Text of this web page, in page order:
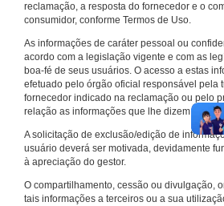
reclamação, a resposta do fornecedor e o
consumidor, conforme Termos de Uso.
As informações de caráter pessoal ou
acordo com a legislação vigente e com as
boa-fé de seus usuários. O acesso a estas
efetuado pelo órgão oficial responsável pela
fornecedor indicado na reclamação ou pelo
relação as informações que lhe dizem
A solicitação de exclusão/edição de
usuário deverá ser motivada, devidamente
à apreciação do gestor.
O compartilhamento, cessão ou divulgação,
tais informações a terceiros ou a sua